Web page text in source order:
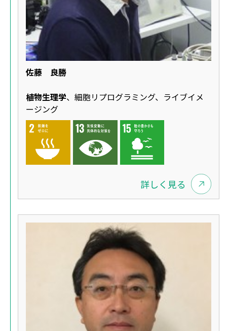
佐藤 良勝
植物生理学、細胞リプログラミング、ライブイメ
ージング
詳しく見る